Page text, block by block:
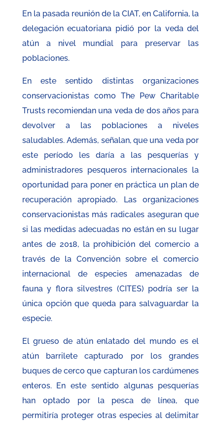
En la pasada reunión de la CIAT, en California, la
delegación ecuatoriana pidió por la veda del
atún a nivel mundial para preservar las
poblaciones.
En este sentido distintas organizaciones
conservacionistas como The Pew Charitable
Trusts recomiendan una veda de dos años para
devolver a las poblaciones a niveles
saludables. Además, señalan, que una veda por
este período les daría a las pesquerías y
administradores pesqueros internacionales la
oportunidad para poner en práctica un plan de
recuperación apropiado. Las organizaciones
conservacionistas más radicales aseguran que
si las medidas adecuadas no están en su lugar
antes de 2018, la prohibición del comercio a
través de la Convención sobre el comercio
internacional de especies amenazadas de
fauna y flora silvestres (CITES) podría ser la
única opción que queda para salvaguardar la
especie.
El grueso de atún enlatado del mundo es el
atún barrilete capturado por los grandes
buques de cerco que capturan los cardúmenes
enteros. En este sentido algunas pesquerías
han optado por la pesca de línea, que
permitiría proteger otras especies al delimitar